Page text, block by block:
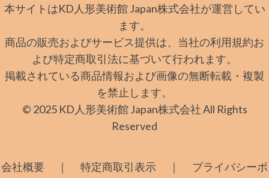
本サイトはKD人形美術館 Japan株式会社が運営してい
ます。
商品の販売およびサービス提供は、当社の利用規約お
よび特定商取引法に基づいて行われます。
掲載されている商品情報および画像の無断転載・複製
を禁止します。
© 2025 KD人形美術館 Japan株式会社 All Rights
Reserved
会社概要 ｜ 特定商取引表示 ｜ プライバシーポ